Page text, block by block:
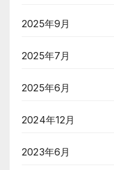
2025年9月
2025年7月
2025年6月
2024年12月
2023年6月